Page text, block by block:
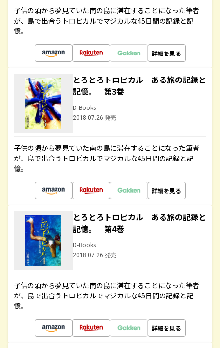
子供の頃から夢見ていた南の島に滞在することになった筆者
が、島で出合うトロピカルでマジカルな45日間の記録と記
憶。
詳細を見る
とろとろトロピカル ある旅の記録と
記憶。 第3巻
D-Books
2018.07.26 発売
子供の頃から夢見ていた南の島に滞在することになった筆者
が、島で出合うトロピカルでマジカルな45日間の記録と記
憶。
詳細を見る
とろとろトロピカル ある旅の記録と
記憶。 第4巻
D-Books
2018.07.26 発売
子供の頃から夢見ていた南の島に滞在することになった筆者
が、島で出合うトロピカルでマジカルな45日間の記録と記
憶。
詳細を見る